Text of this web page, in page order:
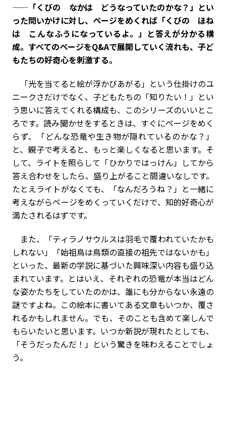
——「くびの なかは どうなっていたのかな？」とい
った問いかけに対し、ページをめくれば「くびの ほね
は こんなふうになっているよ。」と答えが分かる構
成。すべてのページをQ&Aで展開していく流れも、子ど
もたちの好奇心を刺激する。
「光を当てると絵が浮かびあがる」という仕掛けのユ
ニークさだけでなく、子どもたちの「知りたい！」とい
う思いに答えてくれる構成も、このシリーズのいいとこ
ろです。読み聞かせをするときは、すぐにページをめく
らず、「どんな恐竜や生き物が隠れているのかな？」
と、親子で考えると、もっと楽しくなると思います。そ
して、ライトを照らして「ひかりではっけん」してから
答え合わせをしたら、盛り上がること間違いなしです。
たとえライトがなくても、「なんだろうね？」と一緒に
考えながらページをめくっていくだけで、知的好奇心が
満たされるはずです。
また、「ティラノサウルスは羽毛で覆われていたかも
しれない」「始祖鳥は鳥類の直接の祖先ではないかも」
といった、最新の学説に基づいた興味深い内容も盛り込
まれています。とはいえ、それぞれの恐竜が本当はどん
な姿かたちをしていたのかは、誰にも分からない永遠の
謎ですよね。この絵本に書いてある文章もいつか、覆さ
れるかもしれません。でも、そのことも含めて楽しんで
もらいたいと思います。いつか新説が現れたとしても、
「そうだったんだ！」という驚きを味わえることでしょ
う。